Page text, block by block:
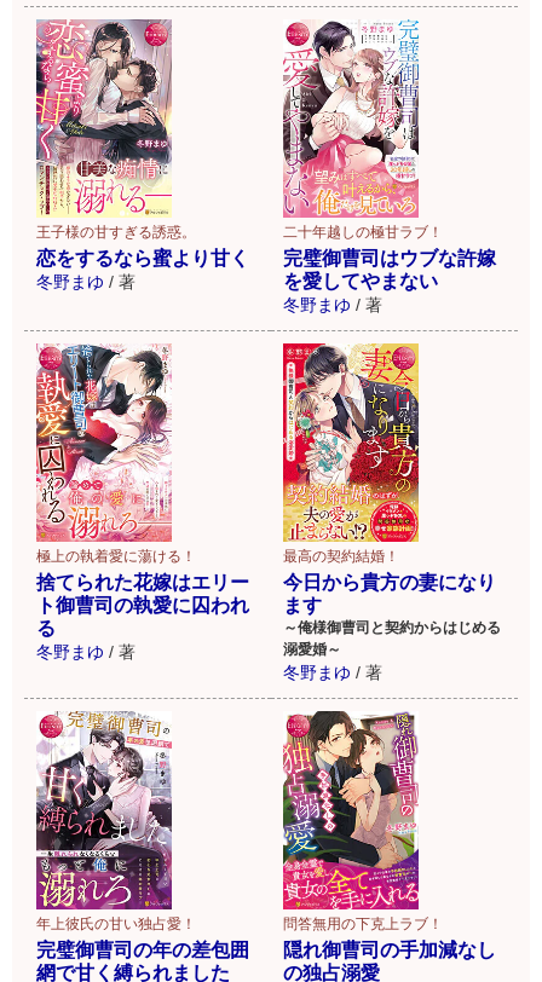
王子様の甘すぎる誘惑。
恋をするなら蜜より甘く
冬野まゆ / 著
二十年越しの極甘ラブ！
完璧御曹司はウブな許嫁
を愛してやまない
冬野まゆ / 著
極上の執着愛に蕩ける！
捨てられた花嫁はエリー
ト御曹司の執愛に囚われ
る
冬野まゆ / 著
最高の契約結婚！
今日から貴方の妻になり
ます
～俺様御曹司と契約からはじめる
溺愛婚～
冬野まゆ / 著
年上彼氏の甘い独占愛！
完璧御曹司の年の差包囲
網で甘く縛られました
問答無用の下克上ラブ！
隠れ御曹司の手加減なし
の独占溺愛